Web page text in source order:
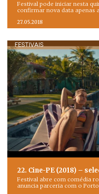
Festival pode iniciar nesta
confirmar nova data apenas
27.05.2018
FESTIVAIS
22. Cine-PE (2018) –
Festival abre com comédia
anuncia parceria com o